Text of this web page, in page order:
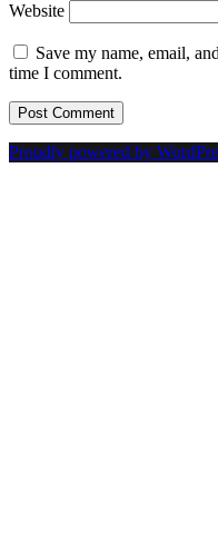
Website
Save my name, email,
time I comment.
Proudly powered by